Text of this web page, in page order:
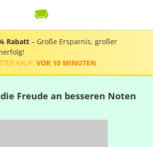
Rabatt – Große Ersparnis, großer
KAUF: VOR 10 MINUTEN
Freude an besseren Noten